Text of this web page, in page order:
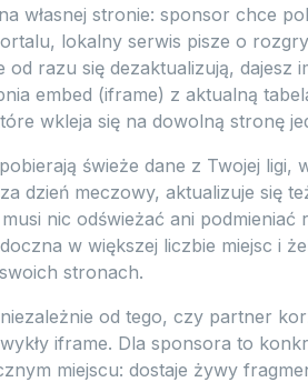
własnej stronie: sponsor chce
lokalny serwis pisze o
razu się dezaktualizują, dajesz
embed (iframe) z aktualną
wkleja się na dowolną stronę
świeże dane z Twojej ligi,
dzień meczowy, aktualizuje się
nic odświeżać ani
w większej liczbie miejsc i
stronach.
od tego, czy partner
iframe. Dla sponsora to
miejscu: dostaje żywy